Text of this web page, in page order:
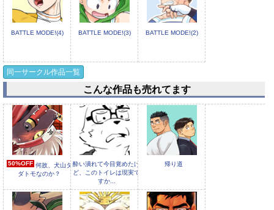
BATTLE MODE!(4) BATTLE MODE!(3) BATTLE MODE!(2)
同一サークル作品一覧
こんな作品も売れてます
50%OFF 何故、犬山タ
ダトモなのか？
酔い潰れて今目覚めたけ
ど、このトイレは現実で
すか...
帰り道